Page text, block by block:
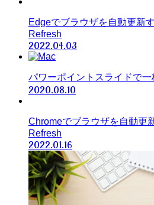
Edgeでブラウザを自動更新
Refresh
2022.04.03
パワーポイントスライドで
2020.08.10
Chromeでブラウザを自動更
Refresh
2022.01.16